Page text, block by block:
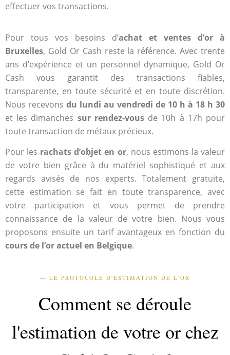
effectuer vos transactions.
Pour tous vos besoins d’achat et ventes d’or à
Bruxelles, Gold Or Cash reste la référence. Avec trente
ans d’expérience et un personnel dynamique, Gold Or
Cash vous garantit des transactions fiables,
transparente, en toute sécurité et en toute discrétion.
Nous recevons du lundi au vendredi de 10 h à 18 h 30
et les dimanches sur rendez-vousde 10h à 17h pour
toute transaction de métaux précieux.
Pour les rachats d’objet en or, nous estimons la valeur
de votre bien grâce à du matériel sophistiqué et aux
regards avisés de nos experts. Totalement gratuite,
cette estimation se fait en toute transparence, avec
votre participation et vous permet de prendre
connaissance de la valeur de votre bien. Nous vous
proposons ensuite un tarif avantageux en fonction du
cours de l’or actuel en Belgique.
— LE PROTOCOLE D'ESTIMATION DE L'OR
Comment se déroule
l'estimation de votre or chez